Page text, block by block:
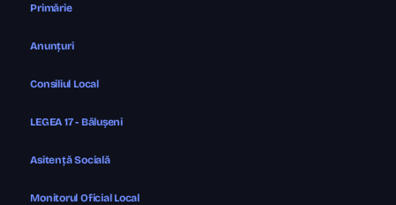
Primărie
Anunțuri
Consiliul Local
LEGEA 17 - Bălușeni
Asitență Socială
Monitorul Oficial Local